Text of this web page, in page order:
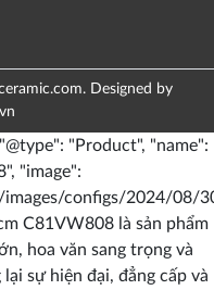
Designed by
"Product", "name":
"image":
configs/2024/08/
C81VW808 là sản phẩm
hoa văn sang trọng và
sự hiện đại, đẳng cấp và